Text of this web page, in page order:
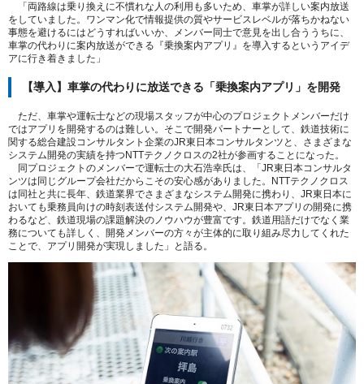
「両路線は乗り換えに不慣れな人の利用も多いため、車掌が詳しい案内放送
をしていました。ワンマン化で情報提供の質やサービスレベルが落ちかねない
事態を避けるにはどうすればいいか、メンバー同士で意見を出し合ううちに、
車掌の代わりに案内放送ができる『乗換案内アプリ』を導入するというアイデ
アに行き着きました」
【導入】車掌の代わりに放送できる「乗換案内アプリ」を開発
ただ、車掌や運転士などの現場スタッフが中心のプロジェクトメンバーだけ
ではアプリを開発するのは難しい。そこで開発パートナーとして、鉄道技術に
関する総合建設コンサルタント企業のJR東日本コンサルタンツと、さまざまな
システム開発の実績を持つNTTテクノクロスの2社が参画することになった。
同プロジェクトのメンバーで運転士の大石浩幸氏は、「JR東日本コンサルタ
ンツは同じグループ会社だからこその安心感がありました。NTTテクノクロス
は同社と共に長年、鉄道業界でさまざまなシステム開発に携わり、JR東日本に
おいても乗務員向けの時刻表送付システム開発や、JR東日本アプリの開発に携
わるなど、鉄道現場の課題解決のノウハウが豊富です。鉄道用語だけでなく業
務についても詳しく、開発メンバーの方々が主体的に取り組み尽力してくれた
ことで、アプリ開発が実現しました」と語る。